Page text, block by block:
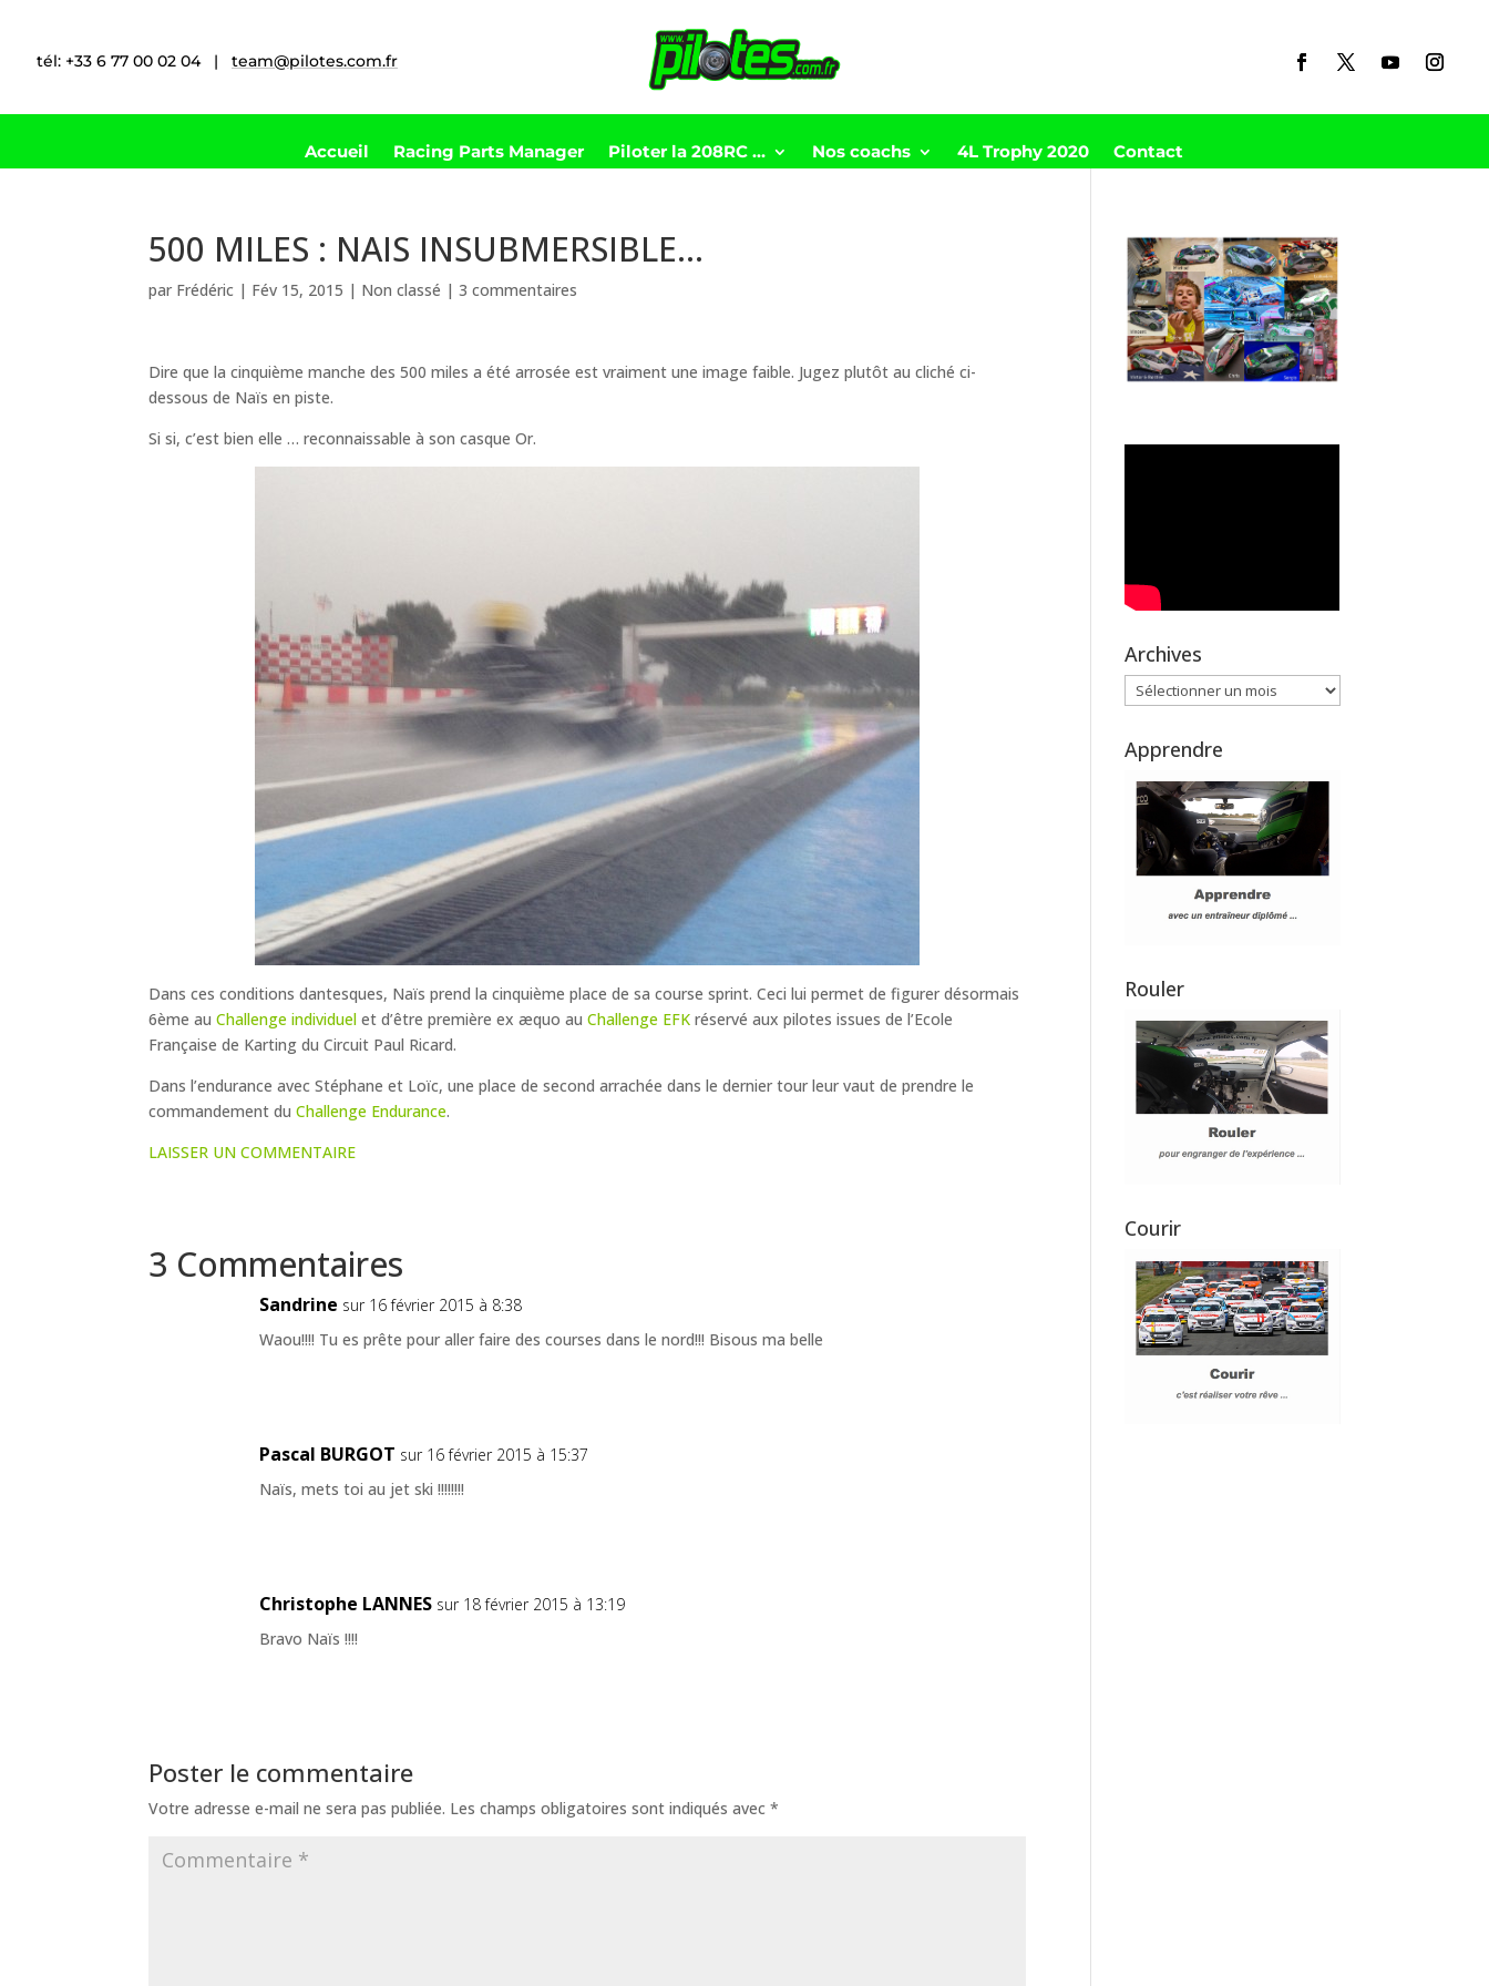
tél: +33 6 77 00 02 04 | team@pilotes.com.fr
Accueil Racing Parts Manager Piloter la 208RC … Nos coachs 4L Trophy 2020 Contact
500 MILES : NAIS INSUBMERSIBLE…
par Frédéric | Fév 15, 2015 | Non classé |3 commentaires
Dire que la cinquième manche des 500 miles a été arrosée est vraiment une image faible. Jugez plutôt au cliché ci-
dessous de Naïs en piste.
Si si, c’est bien elle … reconnaissable à son casque Or.
Dans ces conditions dantesques, Naïs prend la cinquième place de sa course sprint. Ceci lui permet de figurer désormais
6ème auChallenge individuel et d’être première ex æquo auChallenge EFK réservé aux pilotes issues de l’Ecole
Française de Karting du Circuit Paul Ricard.
Dans l’endurance avec Stéphane et Loïc, une place de second arrachée dans le dernier tour leur vaut de prendre le
commandement duChallenge Endurance.
LAISSER UN COMMENTAIRE
3 Commentaires
Sandrine sur 16 février 2015 à 8:38
Waou!!!! Tu es prête pour aller faire des courses dans le nord!!! Bisous ma belle
Pascal BURGOT sur 16 février 2015 à 15:37
Naïs, mets toi au jet ski !!!!!!!!
Christophe LANNES sur 18 février 2015 à 13:19
Bravo Naïs !!!!
Poster le commentaire
Votre adresse e-mail ne sera pas publiée. Les champs obligatoires sont indiqués avec*
Archives
Archives
Apprendre
Rouler
Courir